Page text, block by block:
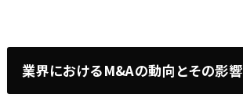
業界におけるM&Aの動向とその影響